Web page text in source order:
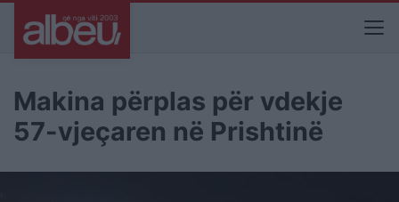
Makina përplas për vdekje
57-vjeçaren në Prishtinë